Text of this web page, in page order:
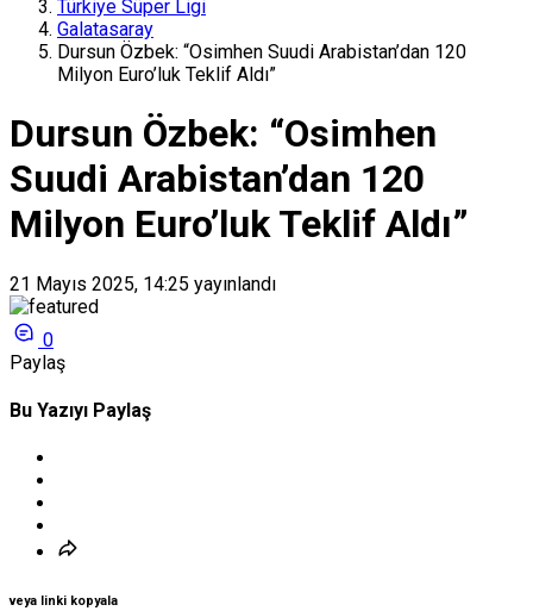
Türkiye Süper Ligi
Galatasaray
Dursun Özbek: “Osimhen Suudi Arabistan’dan 120
Milyon Euro’luk Teklif Aldı”
Dursun Özbek: “Osimhen
Suudi Arabistan’dan 120
Milyon Euro’luk Teklif Aldı”
21 Mayıs 2025, 14:25 yayınlandı
0
Paylaş
Bu Yazıyı Paylaş
veya linki kopyala